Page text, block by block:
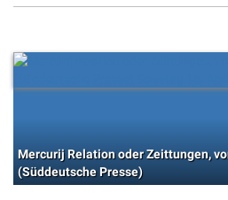
Mercurij Relation oder Zeittungen,
(Süddeutsche Presse)